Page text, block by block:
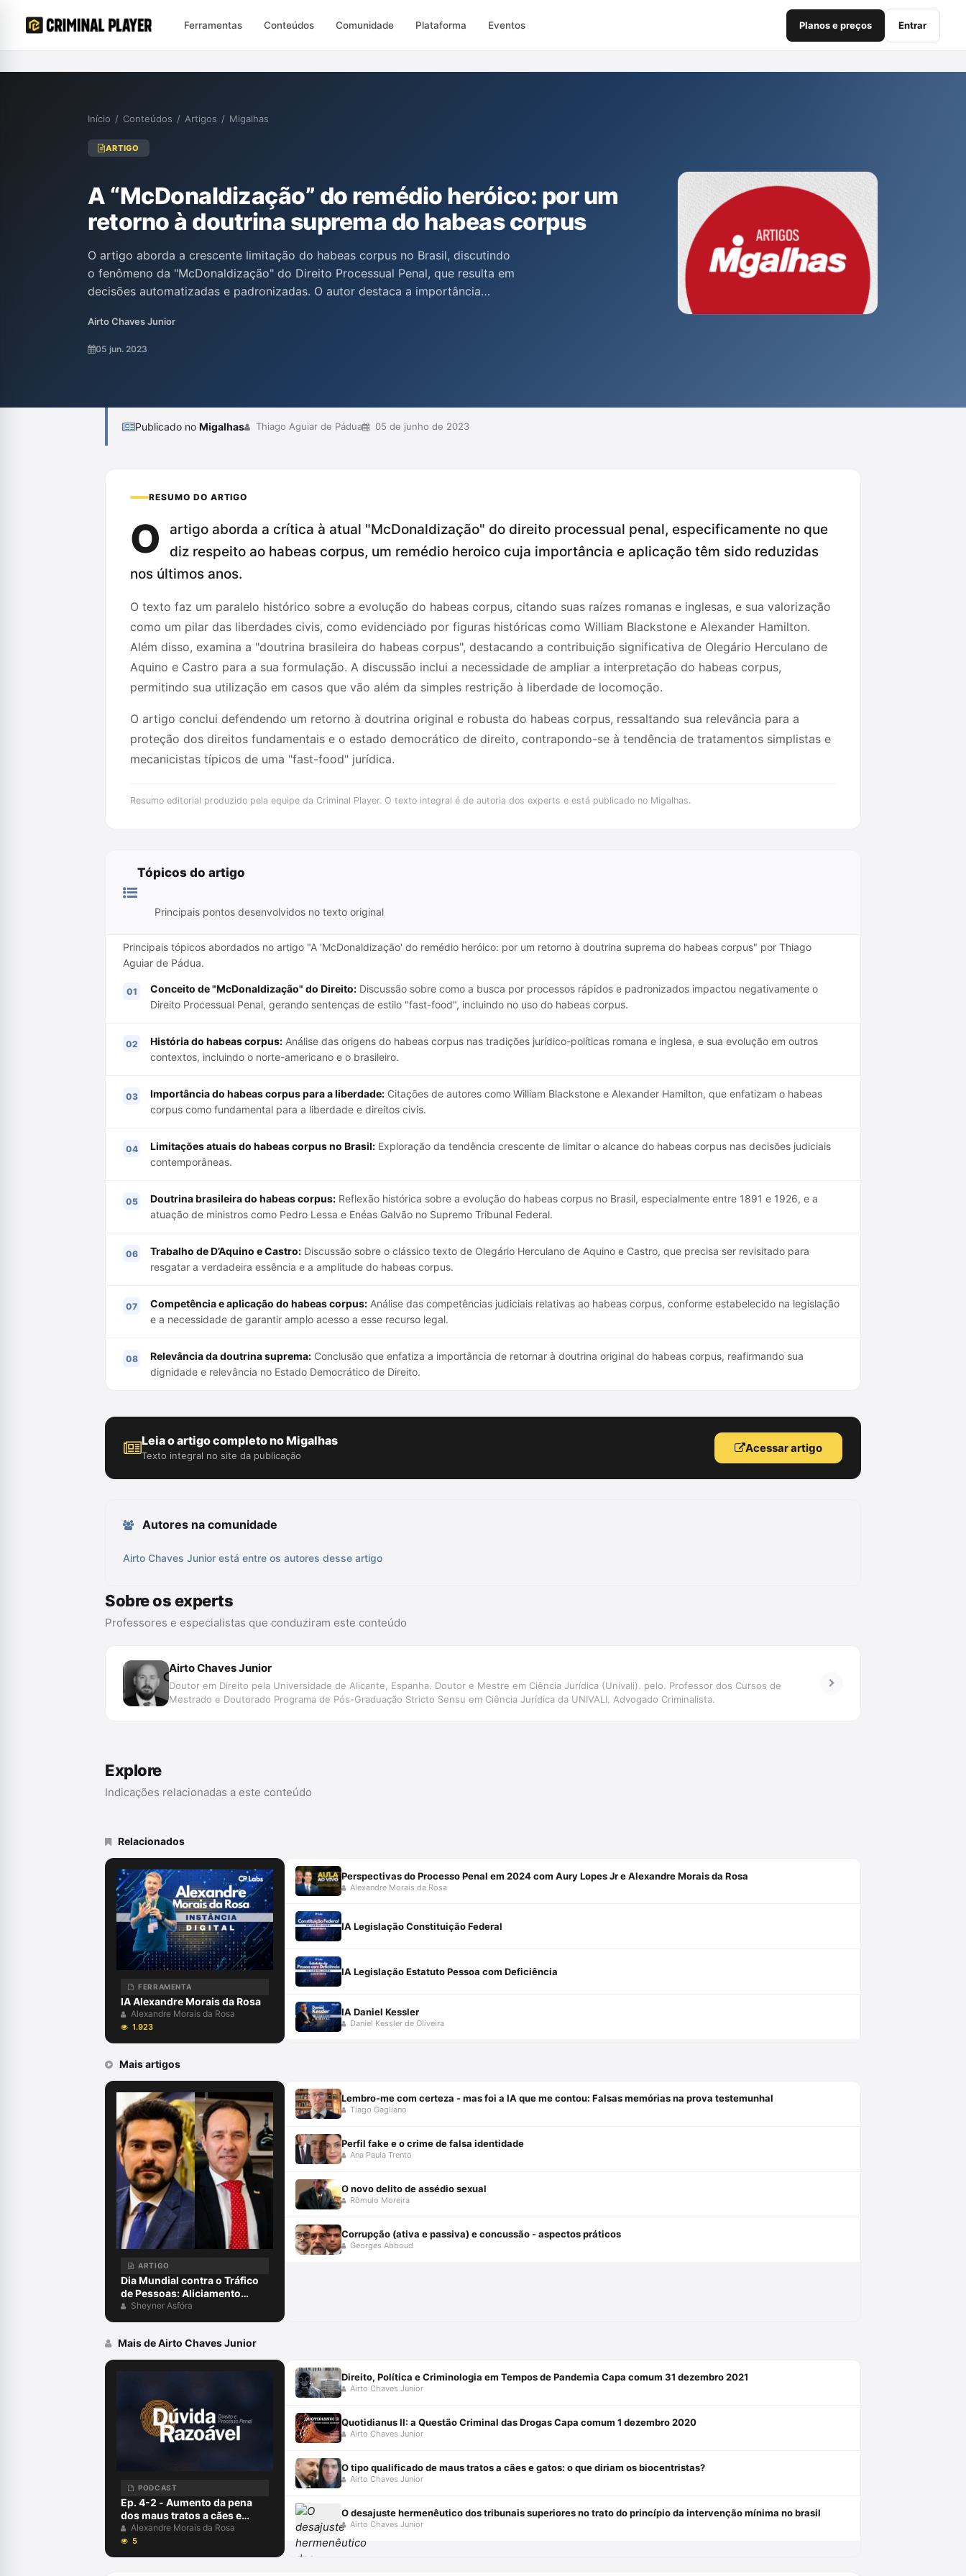
Ferramentas Conteúdos Comunidade Plataforma Eventos Planos e preços Entrar
Início / Conteúdos / Artigos / Migalhas
ARTIGO
A “McDonaldização” do remédio heróico: por um
retorno à doutrina suprema do habeas corpus
O artigo aborda a crescente limitação do habeas corpus no Brasil, discutindo
o fenômeno da "McDonaldização" do Direito Processual Penal, que resulta em
decisões automatizadas e padronizadas. O autor destaca a importância
original, que enfatiza seu papel essencial na proteção das liberdades e direitos
fundamentais dos cidadãos. Além disso, critica a atual prática judicial, que
Airto Chaves Junior
05 jun. 2023
Publicado no Migalhas Thiago Aguiar de Pádua 05 de junho de 2023
RESUMO DO ARTIGO
O
artigo aborda a crítica à atual "McDonaldização" do direito processual penal, especificamente no que
diz respeito ao habeas corpus, um remédio heroico cuja importância e aplicação têm sido reduzidas
nos últimos anos.
O texto faz um paralelo histórico sobre a evolução do habeas corpus, citando suas raízes romanas e inglesas, e sua valorização
como um pilar das liberdades civis, como evidenciado por figuras históricas como William Blackstone e Alexander Hamilton.
Além disso, examina a "doutrina brasileira do habeas corpus", destacando a contribuição significativa de Olegário Herculano de
Aquino e Castro para a sua formulação. A discussão inclui a necessidade de ampliar a interpretação do habeas corpus,
permitindo sua utilização em casos que vão além da simples restrição à liberdade de locomoção.
O artigo conclui defendendo um retorno à doutrina original e robusta do habeas corpus, ressaltando sua relevância para a
proteção dos direitos fundamentais e o estado democrático de direito, contrapondo-se à tendência de tratamentos simplistas e
mecanicistas típicos de uma "fast-food" jurídica.
Resumo editorial produzido pela equipe da Criminal Player. O texto integral é de autoria dos experts e está publicado no Migalhas.
Tópicos do artigo
Principais pontos desenvolvidos no texto original
Principais tópicos abordados no artigo "A 'McDonaldização' do remédio heróico: por um retorno à doutrina suprema do habeas corpus" por Thiago
Aguiar de Pádua.
Conceito de "McDonaldização" do Direito: Discussão sobre como a busca por processos rápidos e padronizados impactou negativamente o
Direito Processual Penal, gerando sentenças de estilo "fast-food", incluindo no uso do habeas corpus.
História do habeas corpus: Análise das origens do habeas corpus nas tradições jurídico-políticas romana e inglesa, e sua evolução em outros
contextos, incluindo o norte-americano e o brasileiro.
Importância do habeas corpus para a liberdade: Citações de autores como William Blackstone e Alexander Hamilton, que enfatizam o habeas
corpus como fundamental para a liberdade e direitos civis.
Limitações atuais do habeas corpus no Brasil: Exploração da tendência crescente de limitar o alcance do habeas corpus nas decisões judiciais
contemporâneas.
Doutrina brasileira do habeas corpus: Reflexão histórica sobre a evolução do habeas corpus no Brasil, especialmente entre 1891 e 1926, e a
atuação de ministros como Pedro Lessa e Enéas Galvão no Supremo Tribunal Federal.
Trabalho de D’Aquino e Castro: Discussão sobre o clássico texto de Olegário Herculano de Aquino e Castro, que precisa ser revisitado para
resgatar a verdadeira essência e a amplitude do habeas corpus.
Competência e aplicação do habeas corpus: Análise das competências judiciais relativas ao habeas corpus, conforme estabelecido na legislação
e a necessidade de garantir amplo acesso a esse recurso legal.
Relevância da doutrina suprema: Conclusão que enfatiza a importância de retornar à doutrina original do habeas corpus, reafirmando sua
dignidade e relevância no Estado Democrático de Direito.
Leia o artigo completo no Migalhas
Texto integral no site da publicação
Acessar artigo
Autores na comunidade
Airto Chaves Junior está entre os autores desse artigo
Sobre os experts
Professores e especialistas que conduziram este conteúdo
Airto Chaves Junior
Doutor em Direito pela Universidade de Alicante, Espanha. Doutor e Mestre em Ciência Jurídica (Univali). pelo. Professor dos Cursos de
Mestrado e Doutorado Programa de Pós-Graduação Stricto Sensu em Ciência Jurídica da UNIVALI. Advogado Criminalista.
Explore
Indicações relacionadas a este conteúdo
Relacionados
FERRAMENTA
IA Alexandre Morais da Rosa
Alexandre Morais da Rosa
1.923
Perspectivas do Processo Penal em 2024 com Aury Lopes Jr e Alexandre Morais da Rosa
Alexandre Morais da Rosa
IA Legislação Constituição Federal
IA Legislação Estatuto Pessoa com Deficiência
IA Daniel Kessler
Daniel Kessler de Oliveira
Mais artigos
ARTIGO
Dia Mundial contra o Tráfico
de Pessoas: Aliciamento
digital, aprisionamento e
o papel da advocacia criminal
Sheyner Asfóra
Lembro-me com certeza - mas foi a IA que me contou: Falsas memórias na prova testemunhal
Tiago Gagliano
Perfil fake e o crime de falsa identidade
Ana Paula Trento
O novo delito de assédio sexual
Rômulo Moreira
Corrupção (ativa e passiva) e concussão - aspectos práticos
Georges Abboud
Mais de Airto Chaves Junior
PODCAST
Ep. 4-2 - Aumento da pena
dos maus tratos a cães e
gatos com Paulo Silas, Airto
Chaves, Francisco e
Alexandre
Alexandre Morais da Rosa
5
Direito, Política e Criminologia em Tempos de Pandemia Capa comum 31 dezembro 2021
Airto Chaves Junior
Quotidianus II: a Questão Criminal das Drogas Capa comum 1 dezembro 2020
Airto Chaves Junior
O tipo qualificado de maus tratos a cães e gatos: o que diriam os biocentristas?
Airto Chaves Junior
O desajuste hermenêutico dos tribunais superiores no trato do princípio da intervenção mínima no brasil
Airto Chaves Junior